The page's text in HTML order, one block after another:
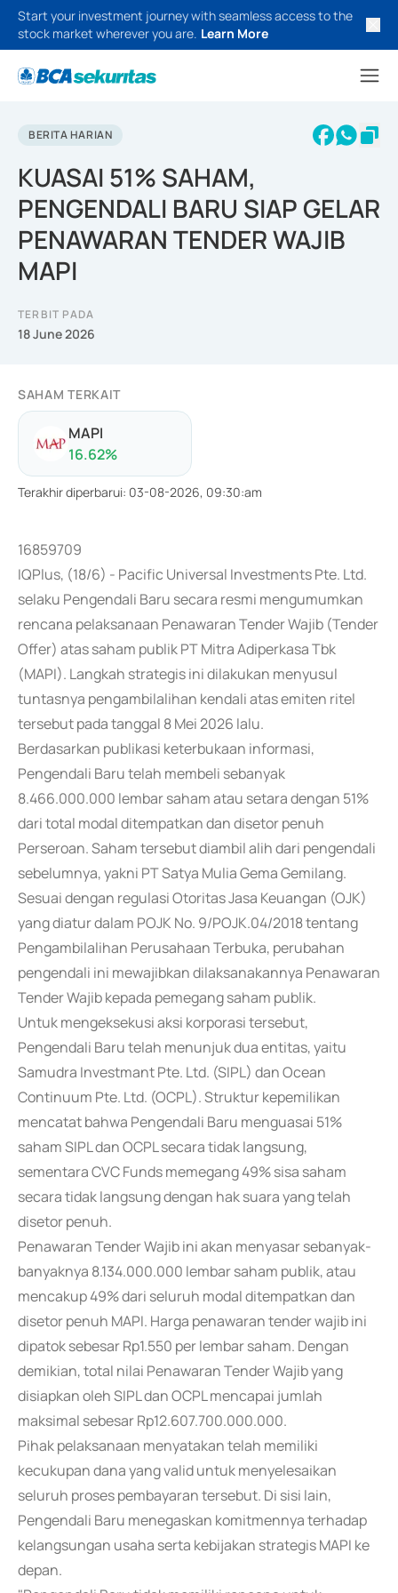
Start your investment journey with seamless access to the
stock market wherever you are. Learn More
BERITA HARIAN
KUASAI 51% SAHAM,
PENGENDALI BARU SIAP GELAR
PENAWARAN TENDER WAJIB
MAPI
TERBIT PADA
18 June 2026
SAHAM TERKAIT
MAPI
16.62%
Terakhir diperbarui: 03-08-2026, 09:30:am
16859709
IQPlus, (18/6) - Pacific Universal Investments Pte. Ltd.
selaku Pengendali Baru secara resmi mengumumkan
rencana pelaksanaan Penawaran Tender Wajib (Tender
Offer) atas saham publik PT Mitra Adiperkasa Tbk
(MAPI). Langkah strategis ini dilakukan menyusul
tuntasnya pengambilalihan kendali atas emiten ritel
tersebut pada tanggal 8 Mei 2026 lalu.
Berdasarkan publikasi keterbukaan informasi,
Pengendali Baru telah membeli sebanyak
8.466.000.000 lembar saham atau setara dengan 51%
dari total modal ditempatkan dan disetor penuh
Perseroan. Saham tersebut diambil alih dari pengendali
sebelumnya, yakni PT Satya Mulia Gema Gemilang.
Sesuai dengan regulasi Otoritas Jasa Keuangan (OJK)
yang diatur dalam POJK No. 9/POJK.04/2018 tentang
Pengambilalihan Perusahaan Terbuka, perubahan
pengendali ini mewajibkan dilaksanakannya Penawaran
Tender Wajib kepada pemegang saham publik.
Untuk mengeksekusi aksi korporasi tersebut,
Pengendali Baru telah menunjuk dua entitas, yaitu
Samudra Investmant Pte. Ltd. (SIPL) dan Ocean
Continuum Pte. Ltd. (OCPL). Struktur kepemilikan
mencatat bahwa Pengendali Baru menguasai 51%
saham SIPL dan OCPL secara tidak langsung,
sementara CVC Funds memegang 49% sisa saham
secara tidak langsung dengan hak suara yang telah
disetor penuh.
Penawaran Tender Wajib ini akan menyasar sebanyak-
banyaknya 8.134.000.000 lembar saham publik, atau
mencakup 49% dari seluruh modal ditempatkan dan
disetor penuh MAPI. Harga penawaran tender wajib ini
dipatok sebesar Rp1.550 per lembar saham. Dengan
demikian, total nilai Penawaran Tender Wajib yang
disiapkan oleh SIPL dan OCPL mencapai jumlah
maksimal sebesar Rp12.607.700.000.000.
Pihak pelaksanaan menyatakan telah memiliki
kecukupan dana yang valid untuk menyelesaikan
seluruh proses pembayaran tersebut. Di sisi lain,
Pengendali Baru menegaskan komitmennya terhadap
kelangsungan usaha serta kebijakan strategis MAPI ke
depan.